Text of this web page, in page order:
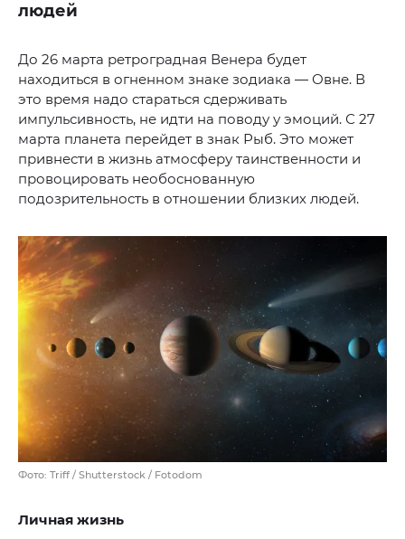
людей
До 26 марта ретроградная Венера будет
находиться в огненном знаке зодиака — Овне. В
это время надо стараться сдерживать
импульсивность, не идти на поводу у эмоций. С 27
марта планета перейдет в знак Рыб. Это может
привнести в жизнь атмосферу таинственности и
провоцировать необоснованную
подозрительность в отношении близких людей.
Фото: Triff / Shutterstock / Fotodom
Личная жизнь